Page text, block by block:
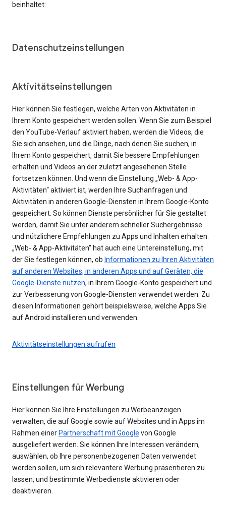
beinhaltet:
Datenschutzeinstellungen
Aktivitätseinstellungen
Hier können Sie festlegen, welche Arten von Aktivitäten in
Ihrem Konto gespeichert werden sollen. Wenn Sie zum Beispiel
den YouTube-Verlauf aktiviert haben, werden die Videos, die
Sie sich ansehen, und die Dinge, nach denen Sie suchen, in
Ihrem Konto gespeichert, damit Sie bessere Empfehlungen
erhalten und Videos an der zuletzt angesehenen Stelle
fortsetzen können. Und wenn die Einstellung „Web- & App-
Aktivitäten“ aktiviert ist, werden Ihre Suchanfragen und
Aktivitäten in anderen Google-Diensten in Ihrem Google-Konto
gespeichert. So können Dienste persönlicher für Sie gestaltet
werden, damit Sie unter anderem schneller Suchergebnisse
und nützlichere Empfehlungen zu Apps und Inhalten erhalten.
„Web- & App-Aktivitäten“ hat auch eine Untereinstellung, mit
der Sie festlegen können, ob Informationen zu Ihren Aktivitäten
auf anderen Websites, in anderen Apps und auf Geräten, die
Google-Dienste nutzen, in Ihrem Google-Konto gespeichert und
zur Verbesserung von Google-Diensten verwendet werden. Zu
diesen Informationen gehört beispielsweise, welche Apps Sie
auf Android installieren und verwenden.
Aktivitätseinstellungen aufrufen
Einstellungen für Werbung
Hier können Sie Ihre Einstellungen zu Werbeanzeigen
verwalten, die auf Google sowie auf Websites und in Apps im
Rahmen einer Partnerschaft mit Google von Google
ausgeliefert werden. Sie können Ihre Interessen verändern,
auswählen, ob Ihre personenbezogenen Daten verwendet
werden sollen, um sich relevantere Werbung präsentieren zu
lassen, und bestimmte Werbedienste aktivieren oder
deaktivieren.